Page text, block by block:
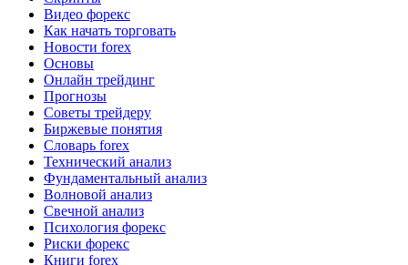
Видео форекс
Как начать торговать
Новости forex
Основы
Онлайн трейдинг
Прогнозы
Советы трейдеру
Биржевые понятия
Словарь forex
Технический анализ
Фундаментальный анализ
Волновой анализ
Свечной анализ
Психология форекс
Риски форекс
Книги forex